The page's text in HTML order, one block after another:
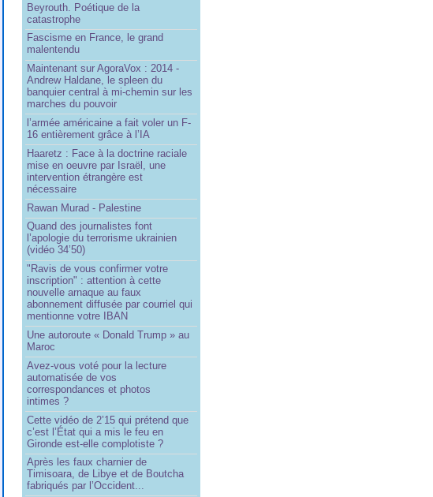
Beyrouth. Poétique de la
catastrophe
Fascisme en France, le grand
malentendu
Maintenant sur AgoraVox : 2014 -
Andrew Haldane, le spleen du
banquier central à mi-chemin sur les
marches du pouvoir
l’armée américaine a fait voler un F-
16 entièrement grâce à l’IA
Haaretz : Face à la doctrine raciale
mise en oeuvre par Israël, une
intervention étrangère est
nécessaire
Rawan Murad - Palestine
Quand des journalistes font
l’apologie du terrorisme ukrainien
(vidéo 34’50)
"Ravis de vous confirmer votre
inscription" : attention à cette
nouvelle arnaque au faux
abonnement diffusée par courriel qui
mentionne votre IBAN
Une autoroute « Donald Trump » au
Maroc
Avez-vous voté pour la lecture
automatisée de vos
correspondances et photos
intimes ?
Cette vidéo de 2’15 qui prétend que
c’est l’État qui a mis le feu en
Gironde est-elle complotiste ?
Après les faux charnier de
Timisoara, de Libye et de Boutcha
fabriqués par l’Occident...